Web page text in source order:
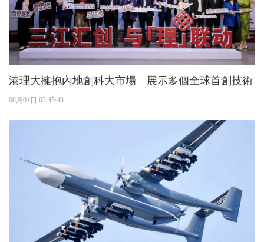
港理大擁抱內地創科大市場 展示多個全球首創技術
08月01日 03:45:43